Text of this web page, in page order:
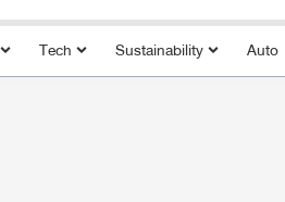
Tech Sustainability Auto